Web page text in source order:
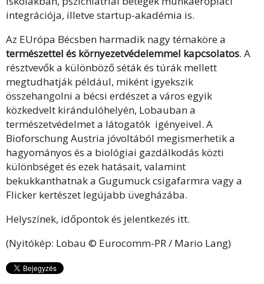
integrációja, illetve startup-akadémia is.
Az EUrópa Bécsben harmadik nagy témaköre a
természettel és környezetvédelemmel kapcsolatos. A
résztvevők a különböző séták és túrák mellett
megtudhatják például, miként igyekszik
összehangolni a bécsi erdészet a város egyik
közkedvelt kirándulóhelyén, Lobauban a
természetvédelmet a látogatók igényeivel. A
Bioforschung Austria jóvoltából megismerhetik a
hagyományos és a biológiai gazdálkodás közti
különbséget és ezek hatásait, valamint
bekukkanthatnak a Gugumuck csigafarmra vagy a
Flicker kertészet legújabb üvegházába.
Helyszínek, időpontok és jelentkezés itt.
(Nyitókép: Lobau © Eurocomm-PR / Mario Lang)